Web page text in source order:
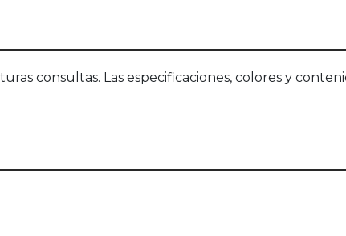
consultas. Las especificaciones, colores y